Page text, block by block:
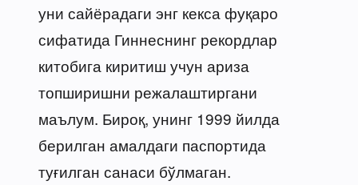
уни сайёрадаги энг кекса фуқаро
сифатида Гиннеснинг рекордлар
китобига киритиш учун ариза
топширишни режалаштиргани
маълум. Бироқ, унинг 1999 йилда
берилган амалдаги паспортида
туғилган санаси бўлмаган.